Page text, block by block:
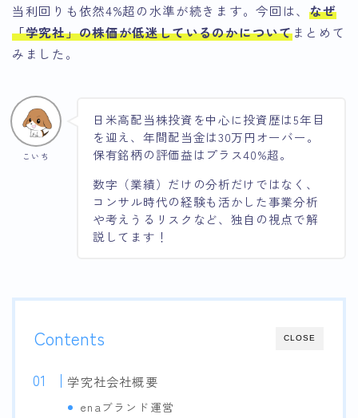
当利回りも依然4%超の水準が続きます。今回は、なぜ
「学究社」の株価が低迷しているのかについてまとめて
みました。
こいち
日米高配当株投資を中心に投資歴は5年目
を迎え、年間配当金は30万円オーバー。
保有銘柄の評価益はプラス40%超。
数字（業績）だけの分析だけではなく、
コンサル時代の経験も活かした事業分析
や考えうるリスクなど、独自の視点で解
説してます！
CLOSE
Contents
学究社会社概要
enaブランド運営